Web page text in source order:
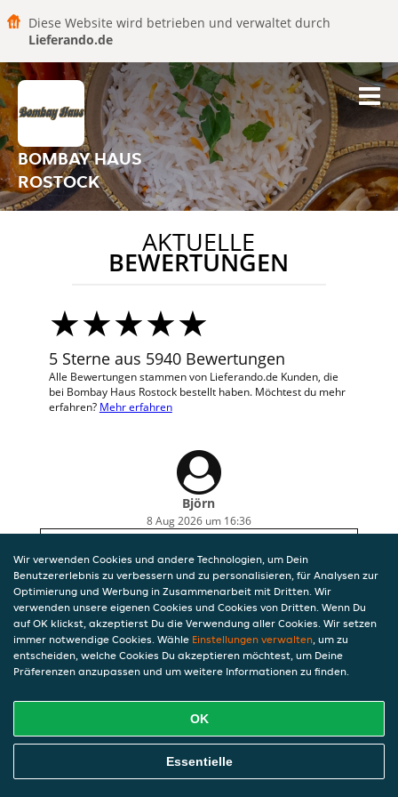
Diese Website wird betrieben und verwaltet durch
Lieferando.de
BOMBAY HAUS
ROSTOCK
AKTUELLE
BEWERTUNGEN
5 Sterne aus 5940 Bewertungen
Alle Bewertungen stammen von Lieferando.de Kunden, die
bei Bombay Haus Rostock bestellt haben. Möchtest du mehr
erfahren? Mehr erfahren
Björn
8 Aug 2026 um 16:36
Wir verwenden Cookies und andere Technologien, um Dein
Benutzererlebnis zu verbessern und zu personalisieren, für Analysen zur
Optimierung und Werbung in Zusammenarbeit mit Dritten. Wir
verwenden unsere eigenen Cookies und Cookies von Dritten. Wenn Du
auf OK klickst, akzeptierst Du die Verwendung aller Cookies. Wir setzen
immer notwendige Cookies. Wähle Einstellungen verwalten, um zu
entscheiden, welche Cookies Du akzeptieren möchtest, um Deine
Präferenzen anzupassen und um weitere Informationen zu finden.
OK
Essentielle